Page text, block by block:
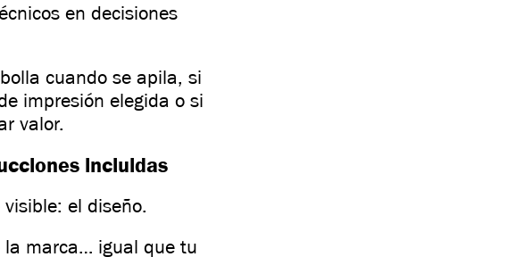
en decisiones
cuando se apila, si
impresión elegida o si
valor.
incluidas
el diseño.
la marca… igual que tu